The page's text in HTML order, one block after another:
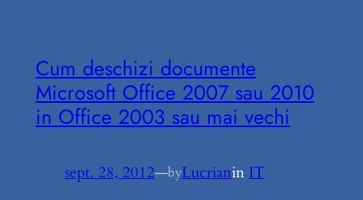
Cum deschizi documente
Microsoft Office 2007 sau 2010
in Office 2003 sau mai vechi
sept. 28, 2012—byLucrianin IT